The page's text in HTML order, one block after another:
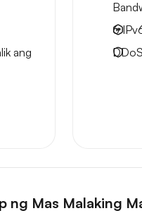
ang
6
ng Mas Malaking